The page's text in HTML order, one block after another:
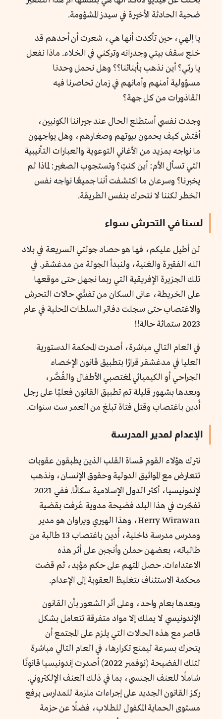
ضحية الحادثة الأخيرة في سيدز المشؤومة.
يا إلهي، حين تأكدت أنها هي، شعرت أن أحدهم قد
خلع سقف بيتي وجدرانه وتركني في الخلاء. ماذا نفعل
يا ربّي؟ أين نذهب بأبنائنا؟؟ وهل نحمل وحدنا
مسؤولية أمنهم وأمانهم في زمان تحاصرنا فيه
القاذورات من كل جهة؟
وجدت نفسي أستطلع الحال عند جيراننا الكونيين،
أفتش كيف يحمون بيوتهم وصغارهم، وهل يواجهون
ما نواجه بمزيد من الأغاني التوعوية والعبارات التأنيبية
التي تسأل الأم: أين كنتِ؟ وتستجوب الصغير: لماذا لم
يخبرنا؟ وسرعان ما اكتشفت أننا جميعًا نواجه نفس
الخطر لكننا لا نتحرك بنفس الطريقة.
لسنا في التحرش سواء
لن أطيل عليكم، فها هو حصاد جولتي السريعة في بلاد
الله الفقيرة والغنية، ولنبدأ الجولة من مدغشقر. في
تلك الجزيرة الإفريقية التي ربما نجهل حتى موقعها
على الخريطة، عانى السكان من تفشّي حالات التحرش
والاغتصاب حتى سجلت دفاتر السلطات المحلية في عام
2023 ستمائة حالة!!
في العام التالي مباشرة، أصدرت المحكمة الدستورية
العليا في مدغشقر قرارًا بتطبيق قانون الإخصاء
الجراحي أو الكيميائي لمغتصبي الأطفال والقُصَّر،
وبعدها بشهور قليلة تم تطبيق القانون فعليًا على رجل
أُدين باغتصاب وقتل فتاة تبلغ من العمر ست سنوات.
الإعدام لمدير المدرسة
نترك هؤلاء القوم قساة القلب الذين يطبقون عقوبات
تتعارض مع المواثيق الدولية وحقوق الإنسان، ونذهب
لإندونيسيا، أكثر الدول الإسلامية سكانًا. ففي 2021
تفجّرت في هذا البلد فضيحة مدوية عُرفت بقضية
Herry Wirawan، وهذا الهيري ويراوان هو مدير
ومدرس مدرسة داخلية، أُدين باغتصاب 13 طالبة من
طالباته، بعضهن حملن وأنجبن على أثر هذه
الاعتداءات. حصل المتهم على حكم مؤبد، ثم قضت
محكمة الاستئناف بتغليظ العقوبة إلى الإعدام.
وبعدها بعام واحد، وعلى أثر الشعور بأن القانون
الإندونيسي لا يملك إلا مواد متفرقة تتعامل بشكل
قاصر مع هذه الحالات التي يلزم على المجتمع أن
يتحرك بسرعة ليمنع تكرارها، في العام التالي مباشرة
لتلك الفضيحة (نوفمبر 2022) أصدرت إندونيسيا قانونًا
شاملًا للعنف الجنسي، بما في ذلك العنف الإلكتروني.
ركز القانون الجديد على إجراءات ملزمة للمدارس برفع
مستوى الحماية المكفول للطلاب، فضلًا عن حزمة